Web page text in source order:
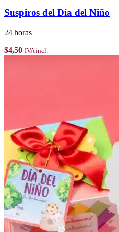
Suspiros del Día del Niño
24 horas
$4,50 IVA incl.